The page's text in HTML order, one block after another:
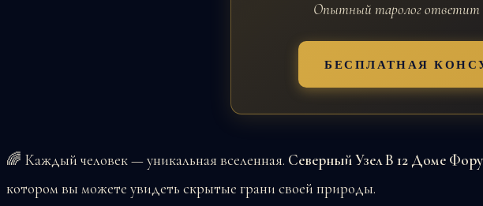
Опытный таролог ответит
БЕСПЛАТНАЯ
🌈 Каждый человек — уникальная вселенная. Северный Узел В 12 Доме
котором вы можете увидеть скрытые грани своей природы.